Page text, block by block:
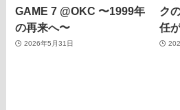
GAME 7 @OKC 〜1999年
の再来へ〜
2026年5月31日
ク
任